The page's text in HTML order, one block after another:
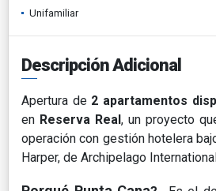
Unifamiliar
Descripción Adicional
Apertura de 2 apartamentos
en Reserva Real, un proyecto
operación con gestión hotelera
Harper, de Archipelago